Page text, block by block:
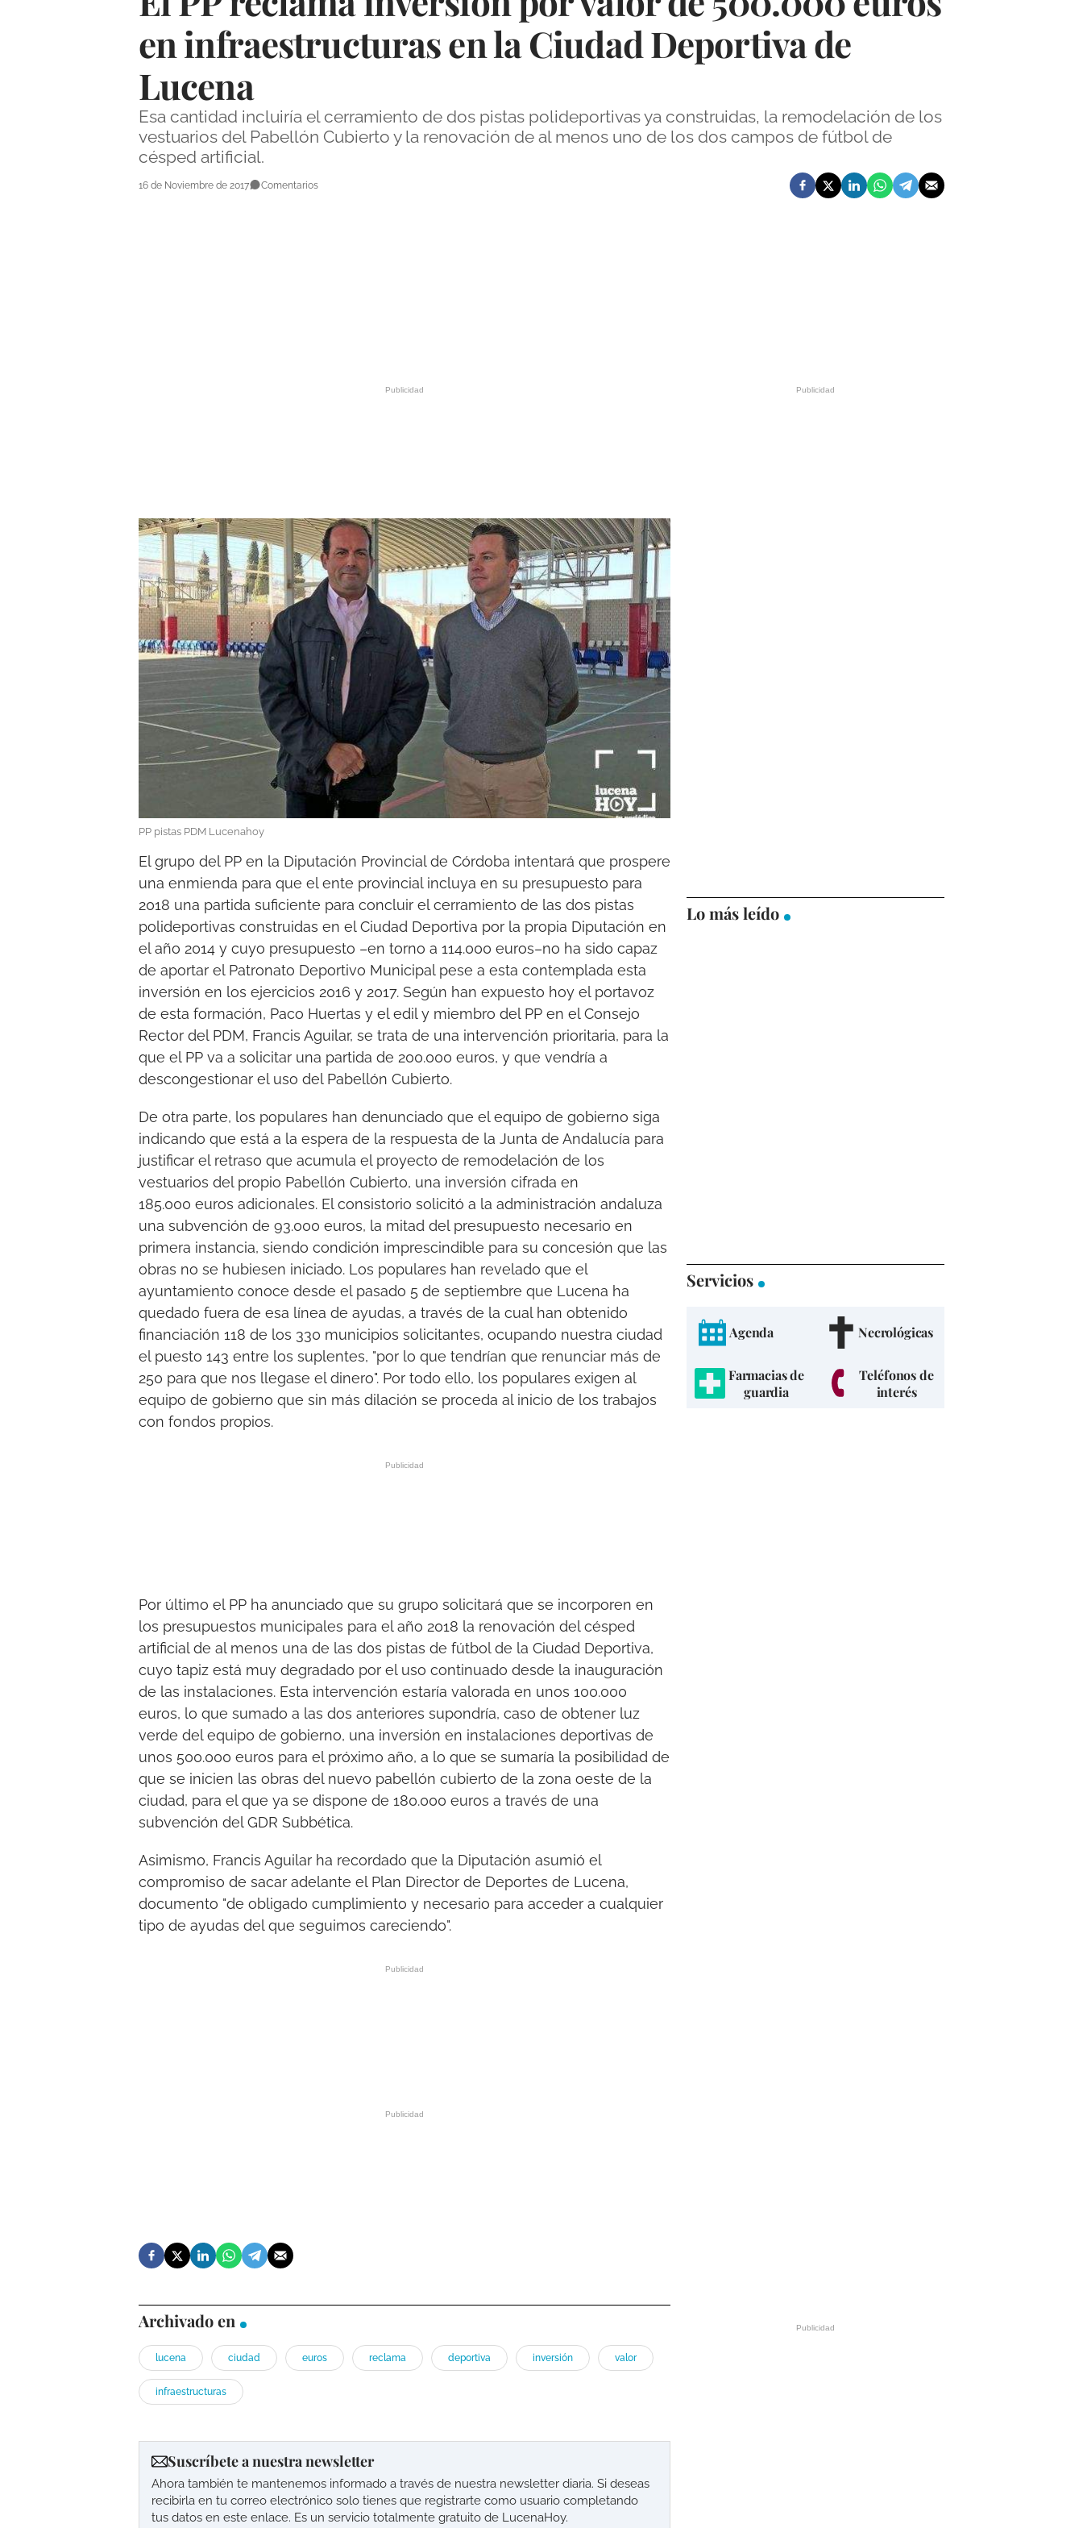
en infraestructuras en la Ciudad Deportiva de
Lucena
Esa cantidad incluiría el cerramiento de dos pistas polideportivas ya construidas, la remodelación de los
vestuarios del Pabellón Cubierto y la renovación de al menos uno de los dos campos de fútbol de
césped artificial.
16 de Noviembre de 2017 Comentarios
PP pistas PDM Lucenahoy
El grupo del PP en la Diputación Provincial de Córdoba intentará que prospere
una enmienda para que el ente provincial incluya en su presupuesto para
2018 una partida suficiente para concluir el cerramiento de las dos pistas
polideportivas construidas en el Ciudad Deportiva por la propia Diputación en
el año 2014 y cuyo presupuesto –en torno a 114.000 euros–no ha sido capaz
de aportar el Patronato Deportivo Municipal pese a esta contemplada esta
inversión en los ejercicios 2016 y 2017. Según han expuesto hoy el portavoz
de esta formación, Paco Huertas y el edil y miembro del PP en el Consejo
Rector del PDM, Francis Aguilar, se trata de una intervención prioritaria, para la
que el PP va a solicitar una partida de 200.000 euros, y que vendría a
descongestionar el uso del Pabellón Cubierto.
De otra parte, los populares han denunciado que el equipo de gobierno siga
indicando que está a la espera de la respuesta de la Junta de Andalucía para
justificar el retraso que acumula el proyecto de remodelación de los
vestuarios del propio Pabellón Cubierto, una inversión cifrada en
185.000 euros adicionales. El consistorio solicitó a la administración andaluza
una subvención de 93.000 euros, la mitad del presupuesto necesario en
primera instancia, siendo condición imprescindible para su concesión que las
obras no se hubiesen iniciado. Los populares han revelado que el
ayuntamiento conoce desde el pasado 5 de septiembre que Lucena ha
quedado fuera de esa línea de ayudas, a través de la cual han obtenido
financiación 118 de los 330 municipios solicitantes, ocupando nuestra ciudad
el puesto 143 entre los suplentes, "por lo que tendrían que renunciar más de
250 para que nos llegase el dinero". Por todo ello, los populares exigen al
equipo de gobierno que sin más dilación se proceda al inicio de los trabajos
con fondos propios.
Por último el PP ha anunciado que su grupo solicitará que se incorporen en
los presupuestos municipales para el año 2018 la renovación del césped
artificial de al menos una de las dos pistas de fútbol de la Ciudad Deportiva,
cuyo tapiz está muy degradado por el uso continuado desde la inauguración
de las instalaciones. Esta intervención estaría valorada en unos 100.000
euros, lo que sumado a las dos anteriores supondría, caso de obtener luz
verde del equipo de gobierno, una inversión en instalaciones deportivas de
unos 500.000 euros para el próximo año, a lo que se sumaría la posibilidad de
que se inicien las obras del nuevo pabellón cubierto de la zona oeste de la
ciudad, para el que ya se dispone de 180.000 euros a través de una
subvención del GDR Subbética.
Asimismo, Francis Aguilar ha recordado que la Diputación asumió el
compromiso de sacar adelante el Plan Director de Deportes de Lucena,
documento "de obligado cumplimiento y necesario para acceder a cualquier
tipo de ayudas del que seguimos careciendo".
Archivado en
lucena ciudad euros reclama deportiva inversión valor
infraestructuras
Suscríbete a nuestra newsletter
Ahora también te mantenemos informado a través de nuestra newsletter diaria. Si deseas
recibirla en tu correo electrónico solo tienes que registrarte como usuario completando
tus datos en este enlace. Es un servicio totalmente gratuito de LucenaHoy.
Lo más leído
Servicios
Agenda Necrológicas
Farmacias de
guardia
Teléfonos de
interés